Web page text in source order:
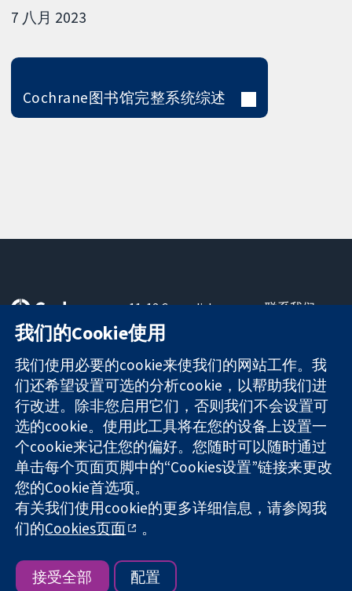
7 八月 2023
Cochrane图书馆完整系统综述
可信任的证据
知情决定
更完善的医疗健
康
11-13 Cavendish
Square
London
W1G 0AN
United Kingdom
联系我们
关于我们
工作机会
Cochrane
Library
The Cochrane Collaboration is a charity (no. 1045921) and a
company limited by guarantee (no. 03044323) registered in
England & Wales. VAT registration number GB 718 2127 49.
版权所有：© 2026 Cochrane协作网
网站条款与条件| 免责声明|隐私权
我们的Cookie使用
我们使用必要的cookie来使我们的网站工作。我
们还希望设置可选的分析cookie，以帮助我们进
行改进。除非您启用它们，否则我们不会设置可
选的cookie。使用此工具将在您的设备上设置一
个cookie来记住您的偏好。您随时可以随时通过
单击每个页面页脚中的“Cookies设置”链接来更改
您的Cookie首选项。
有关我们使用cookie的更多详细信息，请参阅我
们的Cookies页面 。
接受全部 配置